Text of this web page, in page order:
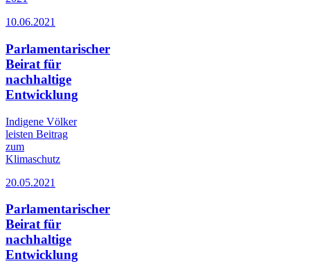
10.06.2021
Parlamentarischer
Beirat für
nachhaltige
Entwicklung
Indigene Völker
leisten Beitrag
zum
Klimaschutz
20.05.2021
Parlamentarischer
Beirat für
nachhaltige
Entwicklung